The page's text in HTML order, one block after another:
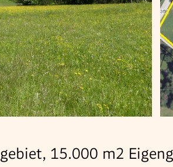
15.000 m2